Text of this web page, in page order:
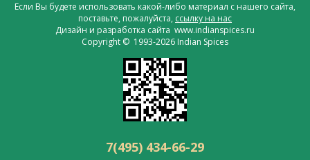
Если Вы будете использовать какой-либо материал с нашего сайта,
поставьте, пожалуйста, ссылку на нас
Дизайн и разработка сайта www.indianspices.ru
Copyright © 1993-2026 Indian Spices
7(495) 434-66-29